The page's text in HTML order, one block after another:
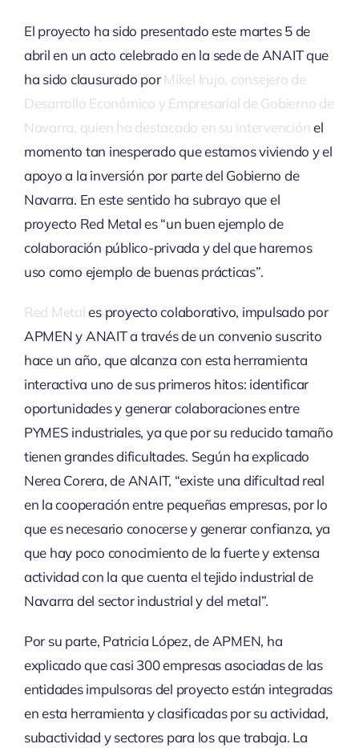
El proyecto ha sido presentado este martes 5 de
abril en un acto celebrado en la sede de ANAIT que
ha sido clausurado por Mikel Irujo, consejero de
Desarrollo Económico y Empresarial de Gobierno de
Navarra, quien ha destacado en su intervención el
momento tan inesperado que estamos viviendo y el
apoyo a la inversión por parte del Gobierno de
Navarra. En este sentido ha subrayo que el
proyecto Red Metal es “un buen ejemplo de
colaboración público-privada y del que haremos
uso como ejemplo de buenas prácticas”.
Red Metales proyecto colaborativo, impulsado por
APMEN y ANAIT a través de un convenio suscrito
hace un año, que alcanza con esta herramienta
interactiva uno de sus primeros hitos: identificar
oportunidades y generar colaboraciones entre
PYMES industriales, ya que por su reducido tamaño
tienen grandes dificultades. Según ha explicado
Nerea Corera, de ANAIT, “existe una dificultad real
en la cooperación entre pequeñas empresas, por lo
que es necesario conocerse y generar confianza, ya
que hay poco conocimiento de la fuerte y extensa
actividad con la que cuenta el tejido industrial de
Navarra del sector industrial y del metal”.
Por su parte, Patricia López, de APMEN, ha
explicado que casi 300 empresas asociadas de las
entidades impulsoras del proyecto están integradas
en esta herramienta y clasificadas por su actividad,
subactividad y sectores para los que trabaja. La